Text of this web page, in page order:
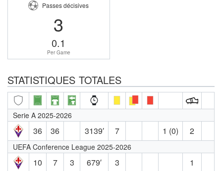
Passes décisives
3
0.1
Per Game
STATISTIQUES TOTALES
Serie A 2025-2026
36 36 3139′ 7 1 (0) 2
UEFA Conference League 2025-2026
10 7 3 679′ 3
1